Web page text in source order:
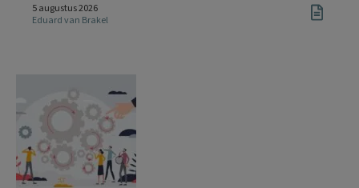
5 augustus 2026
Eduard van Brakel